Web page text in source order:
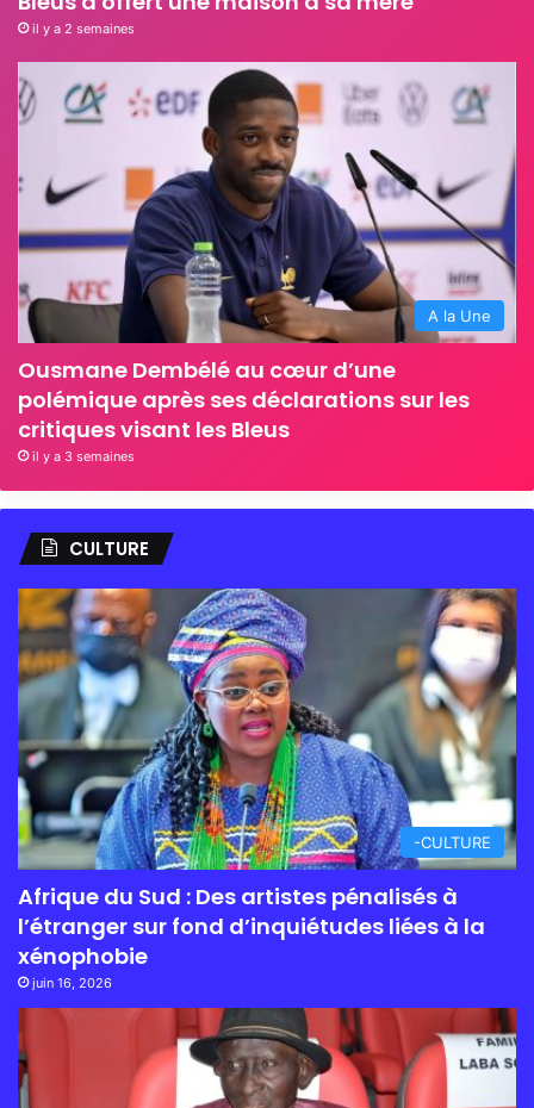
il y a 2 semaines
A la Une
Ousmane Dembélé au cœur d’une
polémique après ses déclarations sur les
critiques visant les Bleus
il y a 3 semaines
CULTURE
-CULTURE
Afrique du Sud : Des artistes pénalisés à
l’étranger sur fond d’inquiétudes liées à la
xénophobie
juin 16, 2026